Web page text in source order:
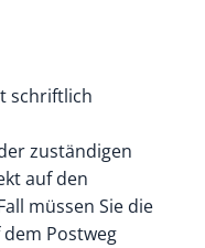
schriftlich
zuständigen
auf den
müssen Sie die
Postweg